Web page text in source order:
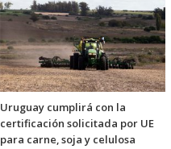
Uruguay cumplirá con la
certificación solicitada por UE
para carne, soja y celulosa